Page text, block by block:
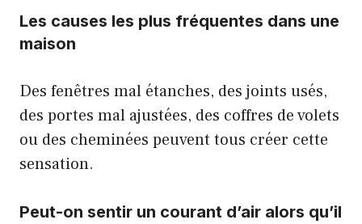
Les causes les plus fréquentes dans une
maison
Des fenêtres mal étanches, des joints usés,
des portes mal ajustées, des coffres de volets
ou des cheminées peuvent tous créer cette
sensation.
Peut-on sentir un courant d’air alors qu’il